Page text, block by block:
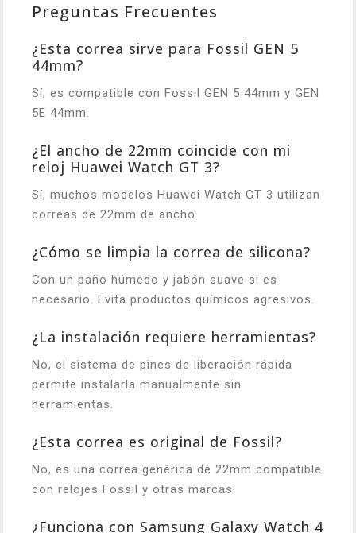
Preguntas Frecuentes
¿Esta correa sirve para Fossil GEN 5
44mm?
Sí, es compatible con Fossil GEN 5 44mm y GEN
5E 44mm.
¿El ancho de 22mm coincide con mi
reloj Huawei Watch GT 3?
Sí, muchos modelos Huawei Watch GT 3 utilizan
correas de 22mm de ancho.
¿Cómo se limpia la correa de silicona?
Con un paño húmedo y jabón suave si es
necesario. Evita productos químicos agresivos.
¿La instalación requiere herramientas?
No, el sistema de pines de liberación rápida
permite instalarla manualmente sin
herramientas.
¿Esta correa es original de Fossil?
No, es una correa genérica de 22mm compatible
con relojes Fossil y otras marcas.
¿Funciona con Samsung Galaxy Watch 4